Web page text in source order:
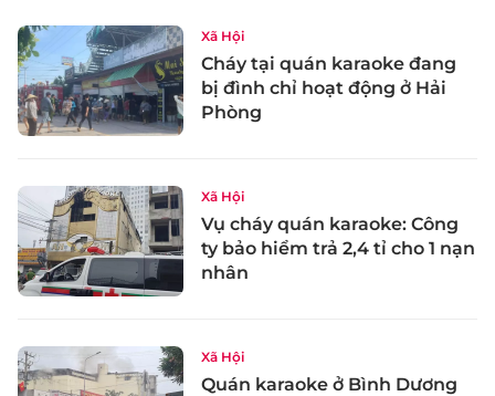
Xã Hội
Cháy tại quán karaoke đang
bị đình chỉ hoạt động ở Hải
Phòng
Xã Hội
Vụ cháy quán karaoke: Công
ty bảo hiểm trả 2,4 tỉ cho 1 nạn
nhân
Xã Hội
Quán karaoke ở Bình Dương